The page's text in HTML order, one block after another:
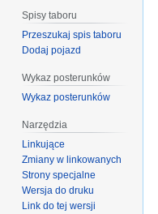
Spisy taboru
Przeszukaj spis taboru
Dodaj pojazd
Wykaz posterunków
Wykaz posterunków
Narzędzia
Linkujące
Zmiany w linkowanych
Strony specjalne
Wersja do druku
Link do tej wersji